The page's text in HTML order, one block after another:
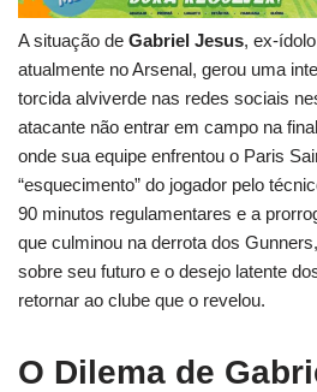
A situação de Gabriel Jesus, ex-
atualmente no Arsenal, gerou uma
torcida alviverde nas redes sociais
atacante não entrar em campo na
onde sua equipe enfrentou o Paris
“esquecimento” do jogador pelo
90 minutos regulamentares e a
que culminou na derrota dos
sobre seu futuro e o desejo latente
retornar ao clube que o revelou.
O Dilema de